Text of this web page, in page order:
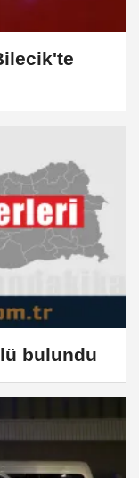
bulundu